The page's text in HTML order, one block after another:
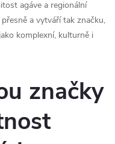
agáve a regionální
a vytváří tak značku,
komplexní, kulturně i
značky